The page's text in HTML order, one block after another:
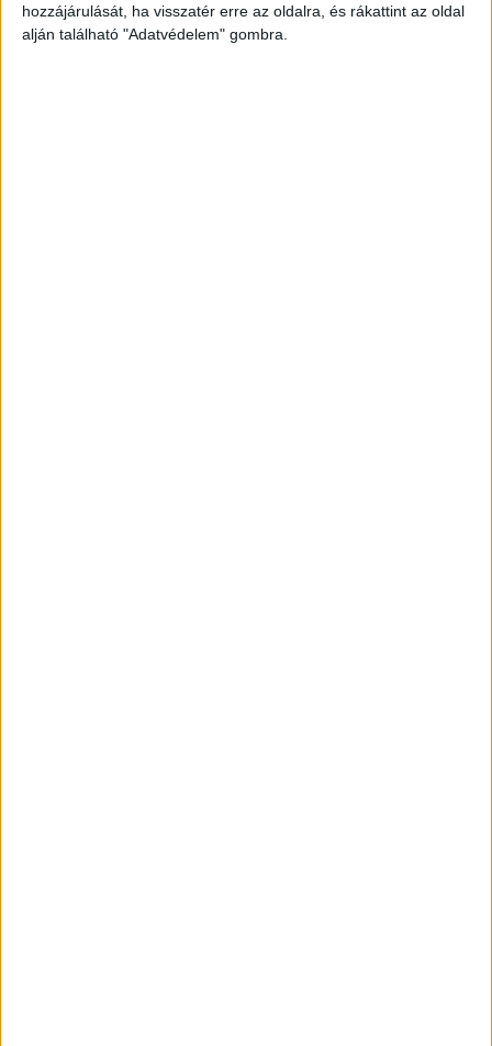
hozzájárulását, ha visszatér erre az oldalra, és rákattint az oldal
alján található "Adatvédelem" gombra.
3. A LEGINSPIRÁLÓBB HÉTKÖZNAPI HŐS 2024